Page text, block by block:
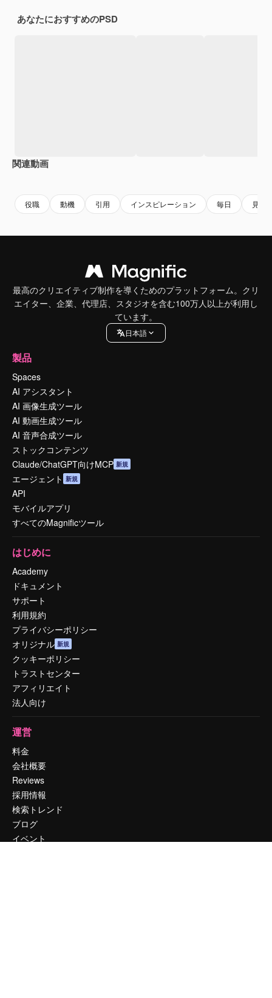
あなたにおすすめのPSD
関連動画
役職 動機 引用 インスピレーション 毎日 見積
最高のクリエイティブ制作を導くためのプラットフォーム。クリ
エイター、企業、代理店、スタジオを含む100万人以上が利用し
ています。
日本語
製品
Spaces
AI アシスタント
AI 画像生成ツール
AI 動画生成ツール
AI 音声合成ツール
ストックコンテンツ
Claude/ChatGPT向けMCP 新規
エージェント 新規
API
モバイルアプリ
すべてのMagnificツール
はじめに
Academy
ドキュメント
サポート
利用規約
プライバシーポリシー
オリジナル 新規
クッキーポリシー
トラストセンター
アフィリエイト
法人向け
運営
料金
会社概要
Reviews
採用情報
検索トレンド
ブログ
イベント